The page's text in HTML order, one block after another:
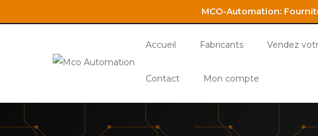
MCO-Automation:
Accueil Fabricants Vendez
Contact Mon compte